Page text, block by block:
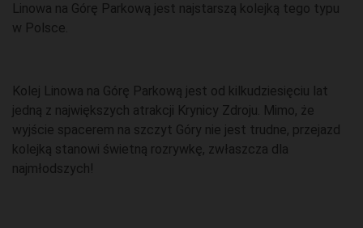
Linowa na Górę Parkową jest najstarszą kolejką tego typu
w Polsce.
Kolej Linowa na Górę Parkową jest od kilkudziesięciu lat
jedną z największych atrakcji Krynicy Zdroju. Mimo, że
wyjście spacerem na szczyt Góry nie jest trudne, przejazd
kolejką stanowi świetną rozrywkę, zwłaszcza dla
najmłodszych!